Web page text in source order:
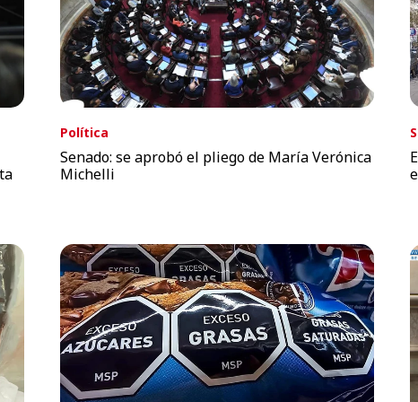
Política
Senado: se aprobó el pliego de María Verónica
Michelli